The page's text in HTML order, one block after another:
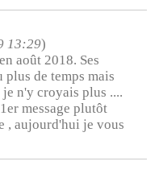
13:29)
août 2018. Ses
de temps mais
n'y croyais plus ....
message plutôt
, aujourd'hui je vous